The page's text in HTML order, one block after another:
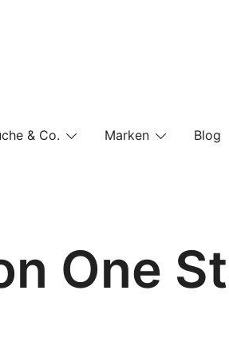
& Co. Marken Blog
One